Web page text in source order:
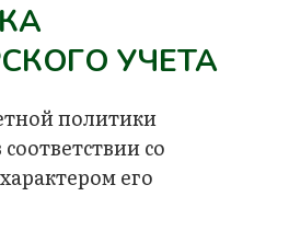
УЧЕТА
политики
со
его